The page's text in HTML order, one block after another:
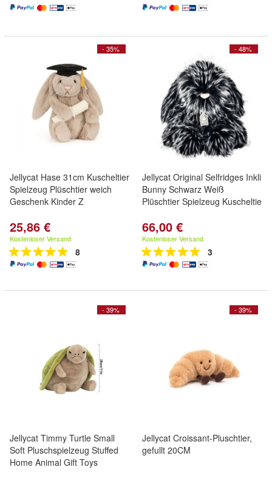
- 35%
Jellycat Hase 31cm Kuscheltier
Spielzeug Plüschtier weich
Geschenk Kinder Z
25,86 €
Kostenloser Versand
8
- 48%
Jellycat Original Selfridges Inkli
Bunny Schwarz Weiß
Plüschtier Spielzeug Kuscheltie
66,00 €
Kostenloser Versand
3
- 39%
Jellycat Timmy Turtle Small
Soft Pluschspielzeug Stuffed
Home Animal Gift Toys
- 39%
Jellycat Croissant-Pluschtier,
gefullt 20CM